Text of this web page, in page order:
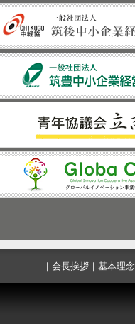
｜ 会長挨拶 ｜ 基本理念